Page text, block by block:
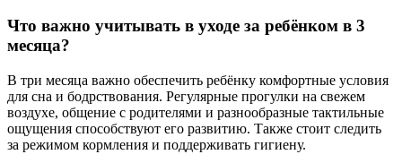
Что важно учитывать в уходе за ребёнком в 3
месяца?
В три месяца важно обеспечить ребёнку комфортные условия
для сна и бодрствования. Регулярные прогулки на свежем
воздухе, общение с родителями и разнообразные тактильные
ощущения способствуют его развитию. Также стоит следить
за режимом кормления и поддерживать гигиену.